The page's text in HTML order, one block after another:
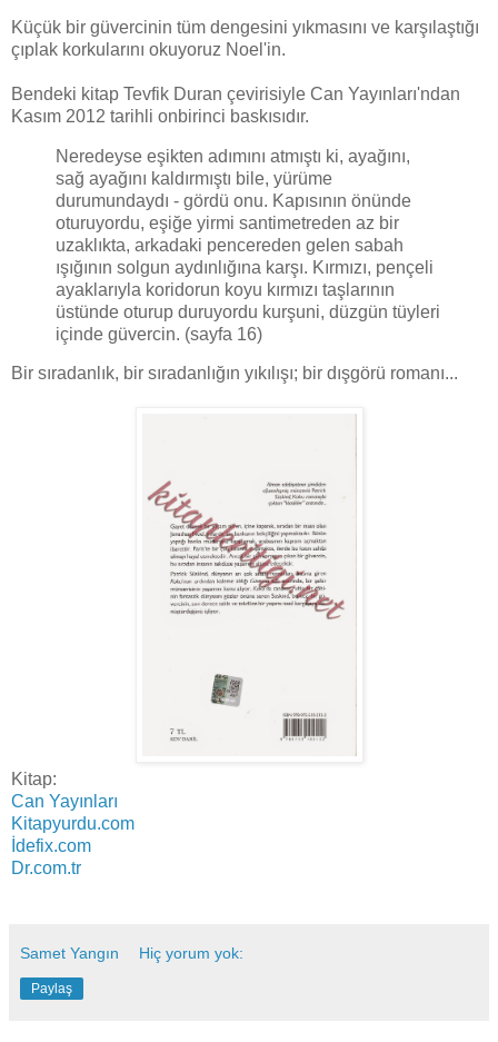
Küçük bir güvercinin tüm dengesini yıkmasını ve karşılaştığı
çıplak korkularını okuyoruz Noel'in.
Bendeki kitap Tevfik Duran çevirisiyle Can Yayınları'ndan
Kasım 2012 tarihli onbirinci baskısıdır.
Neredeyse eşikten adımını atmıştı ki, ayağını,
sağ ayağını kaldırmıştı bile, yürüme
durumundaydı - gördü onu. Kapısının önünde
oturuyordu, eşiğe yirmi santimetreden az bir
uzaklıkta, arkadaki pencereden gelen sabah
ışığının solgun aydınlığına karşı. Kırmızı, pençeli
ayaklarıyla koridorun koyu kırmızı taşlarının
üstünde oturup duruyordu kurşuni, düzgün tüyleri
içinde güvercin. (sayfa 16)
Bir sıradanlık, bir sıradanlığın yıkılışı; bir dışgörü romanı...
Kitap:
Can Yayınları
Kitapyurdu.com
İdefix.com
Dr.com.tr
Samet Yangın Hiç yorum yok:
Paylaş